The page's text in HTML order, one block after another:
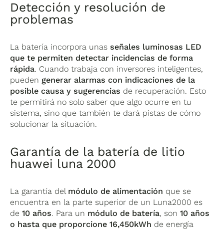
Detección y resolución de
problemas
La batería incorpora unasseñales luminosas LED
que te permiten detectar incidencias de forma
rápida. Cuando trabaja con inversores inteligentes,
pueden generar alarmas con indicaciones de la
posible causa y sugerencias de recuperación. Esto
te permitirá no solo saber que algo ocurre en tu
sistema, sino que también te dará pistas de cómo
solucionar la situación.
Garantía de la batería de litio
huawei luna 2000
La garantía del módulo de alimentación que se
encuentra en la parte superior de un Luna2000 es
de10 años. Para un módulo de batería, son10 años
o hasta que proporcione 16,450kWh de energía